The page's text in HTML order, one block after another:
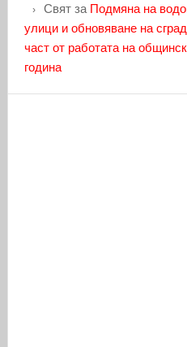
Святза Подмяна на
улици и обновяване на
част от работата на
година